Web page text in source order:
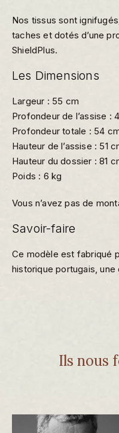
Nos tissus sont
taches et dotés d’une
ShieldPlus.
Les Dimensions
Largeur : 55 cm
Profondeur de l’assise :
Profondeur totale : 54
Hauteur de l’assise : 51
Hauteur du dossier : 81
Poids : 6 kg
Vous n’avez pas de
Savoir-faire
Ce modèle est fabriqué
historique portugais, une
Ils nous